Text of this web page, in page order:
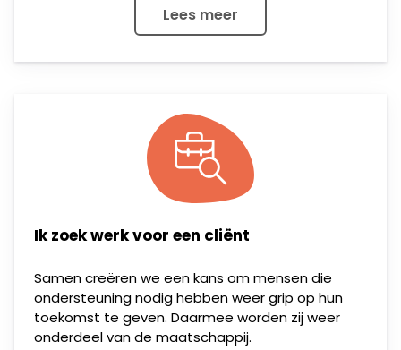
Lees meer
Ik zoek werk voor een cliënt
Samen creëren we een kans om mensen die
ondersteuning nodig hebben weer grip op hun
toekomst te geven. Daarmee worden zij weer
onderdeel van de maatschappij.